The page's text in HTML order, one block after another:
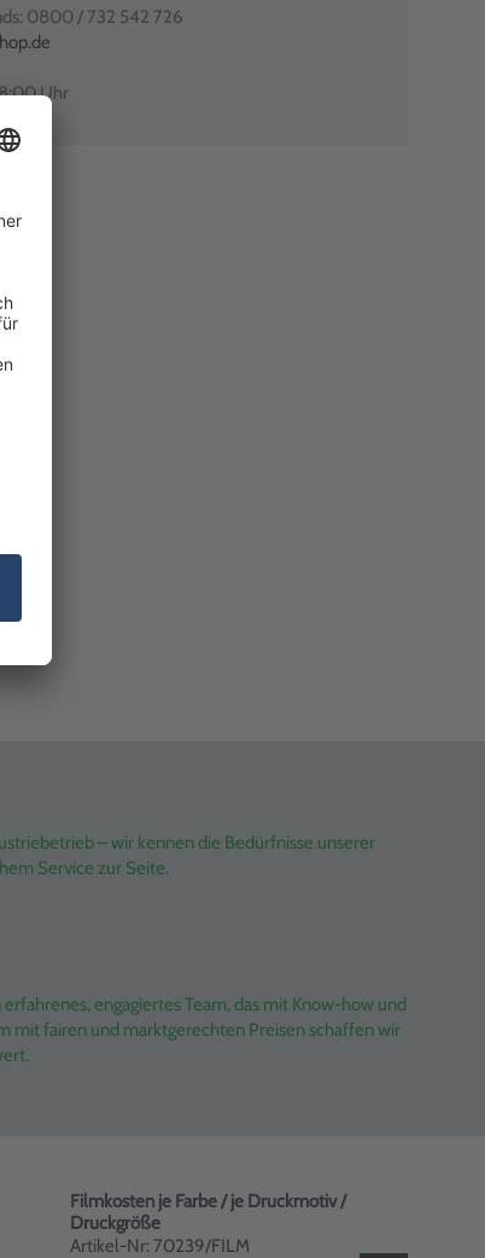
0800 / 732 542 726
Uhr
– wir kennen die Bedürfnisse unserer
Service zur Seite.
engagiertes Team, das mit Know-how und
mit fairen und marktgerechten Preisen schaffen wir
Filmkosten je Farbe / je Druckmotiv /
Druckgröße
Artikel-Nr: 70239/FILM